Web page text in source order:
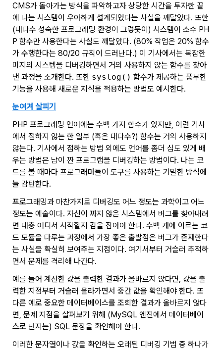
CMS가 돌아가는 방식을 파악하고자 상당한 시간을 투자한 끝
에 나는 시스템이 우아하게 설계되었다는 사실을 깨달았다. 또한
(대다수 성숙한 프로그래밍 환경이 그렇듯이) 시스템이 소수 PH
P 함수만 사용한다는 사실도 깨달았다. (80% 작업은 20% 함수
가 수행한다는 80/20 규칙이 드러난다.) 이 기사에서는 복잡한
미지의 시스템을 디버깅하면서 거의 사용하지 않는 함수를 찾아
낸 과정을 소개한다. 또한 syslog() 함수가 제공하는 풍부한
기능을 사용해 새로운 지식을 적용하는 방법도 예시한다.
눈여겨 살피기
PHP 프로그래밍 언어에는 수백 가지 함수가 있지만, 이런 기사
에서 접하지 않는 한 일부 (혹은 대다수?) 함수는 거의 사용하지
않는다. 기사에서 접하는 방법 외에도 언어를 좀더 심도 있게 배
우는 방법은 남이 짠 프로그램을 디버깅하는 방법이다. 나는 코
드를 볼 때마다 프로그래머들이 도구를 사용하는 기발한 방식에
늘 감탄한다.
프로그래밍과 마찬가지로 디버깅도 어느 정도는 과학이고 어느
정도는 예술이다. 자신이 짜지 않은 시스템에서 버그를 찾아내려
면 대충 어디서 시작할지 감을 잡아야 한다. 수백 개에 이르는 코
드 모듈을 다루는 과정에서 가장 좋은 출발점은 버그가 존재한다
는 사실을 확실히 보여주는 지점이다. 여기서부터 거슬러 추적하
면서 문제를 격리해 나간다.
예를 들어 계산한 값을 출력한 결과가 올바르지 않다면, 값을 출
력한 지점부터 거슬러 올라가면서 중간 값을 확인해야 한다. 또
다른 예로 중요한 데이터베이스를 조회한 결과가 올바르지 않다
면, 문제 지점을 살펴보기 위해 (MySQL 엔진에서 데이터베이
스로 던지는) SQL 문장을 확인해야 한다.
이러한 문자열이나 값을 확인하는 오래된 디버깅 기법 중 하나가